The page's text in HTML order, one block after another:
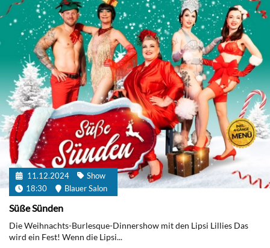
11.12.2024
Show
18:30
Blauer Salon
Süße Sünden
Die Weihnachts-Burlesque-Dinnershow mit den Lipsi Lillies Das
wird ein Fest! Wenn die Lipsi...